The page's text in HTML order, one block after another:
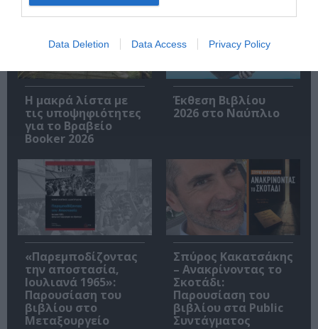
Data Deletion Data Access Privacy Policy
Η μακρά λίστα με
τις υποψηφιότητες
για το Βραβείο
Booker 2026
Έκθεση Βιβλίου
2026 στο Ναύπλιο
«Παρεμποδίζοντας
την αποστασία,
Ιουλιανά 1965»:
Παρουσίαση του
βιβλίου στο
Μεταξουργείο
Σπύρος Κακατσάκης
– Ανακρίνοντας το
Σκοτάδι:
Παρουσίαση του
βιβλίου στα Public
Συντάγματος